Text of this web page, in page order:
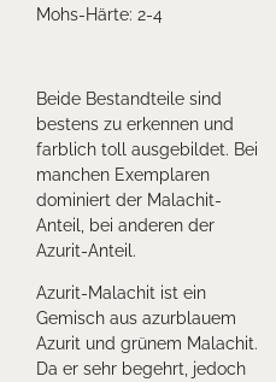
Mohs-Härte: 2-4
Beide Bestandteile sind
bestens zu erkennen und
farblich toll ausgebildet. Bei
manchen Exemplaren
dominiert der Malachit-
Anteil, bei anderen der
Azurit-Anteil.
Azurit-Malachit ist ein
Gemisch aus azurblauem
Azurit und grünem Malachit.
Da er sehr begehrt, jedoch